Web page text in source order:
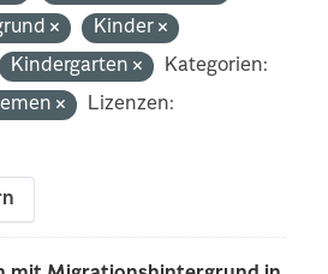
Kinder
Kindergarten
Kategorien:
Lizenzen: